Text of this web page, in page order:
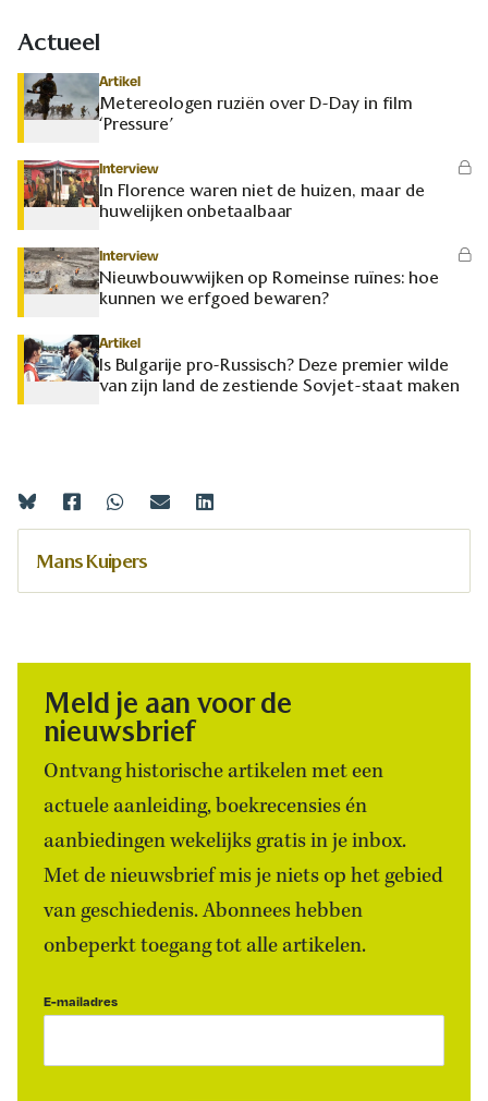
Actueel
Artikel
Metereologen ruziën over D-Day in film
‘Pressure’
Interview
In Florence waren niet de huizen, maar de
huwelijken onbetaalbaar
Interview
Nieuwbouwwijken op Romeinse ruïnes: hoe
kunnen we erfgoed bewaren?
Artikel
Is Bulgarije pro-Russisch? Deze premier wilde
van zijn land de zestiende Sovjet-staat maken
Mans Kuipers
Meld je aan voor de
nieuwsbrief
Ontvang historische artikelen met een
actuele aanleiding, boekrecensies én
aanbiedingen wekelijks gratis in je inbox.
Met de nieuwsbrief mis je niets op het gebied
van geschiedenis. Abonnees hebben
onbeperkt toegang tot alle artikelen.
E-mailadres